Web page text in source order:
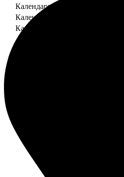
Календарь настенный
Календарь "домик"
Календарь магнитный отрывной